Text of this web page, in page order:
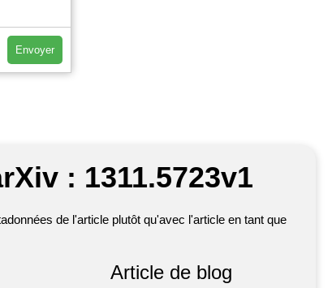
Envoyer
: 1311.5723v1
de l'article plutôt qu'avec l'article en tant que
Article de blog